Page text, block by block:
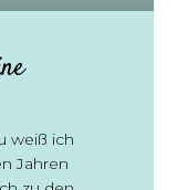
weiß ich
Jahren